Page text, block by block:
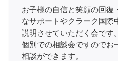
お子様の自信と笑顔の回復
なサポートやクラーク国際
説明させていただく会です。
個別での相談会ですのでお
相談ができます。